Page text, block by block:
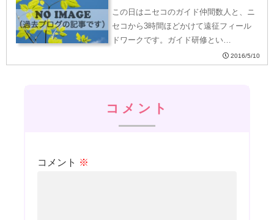
この日はニセコのガイド仲間数人と、ニ
セコから3時間ほどかけて遠征フィール
ドワークです。ガイド研修とい…
2016/5/10
コメント
コメント ※